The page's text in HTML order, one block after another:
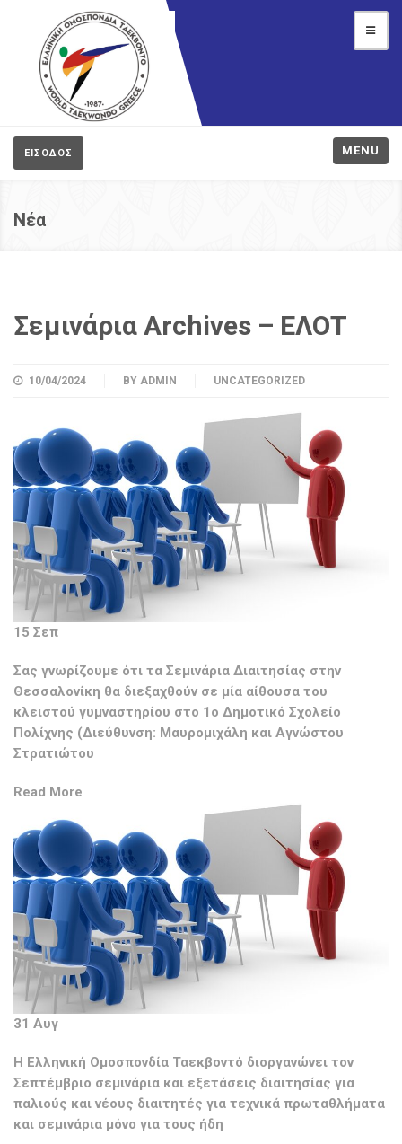
ΕΙΣΟΔΟΣ MENU
Νέα
Σεμινάρια Archives – ΕΛΟΤ
10/04/2024 BY ADMIN UNCATEGORIZED
15 Σεπ
Σας γνωρίζουμε ότι τα Σεμινάρια Διαιτησίας στην
Θεσσαλονίκη θα διεξαχθούν σε μία αίθουσα του
κλειστού γυμναστηρίου στο 1ο Δημοτικό Σχολείο
Πολίχνης (Διεύθυνση: Μαυρομιχάλη και Αγνώστου
Στρατιώτου
Read More
31 Αυγ
Η Ελληνική Ομοσπονδία Ταεκβοντό διοργανώνει τον
Σεπτέμβριο σεμινάρια και εξετάσεις διαιτησίας για
παλιούς και νέους διαιτητές για τεχνικά πρωταθλήματα
και σεμινάρια μόνο για τους ήδη